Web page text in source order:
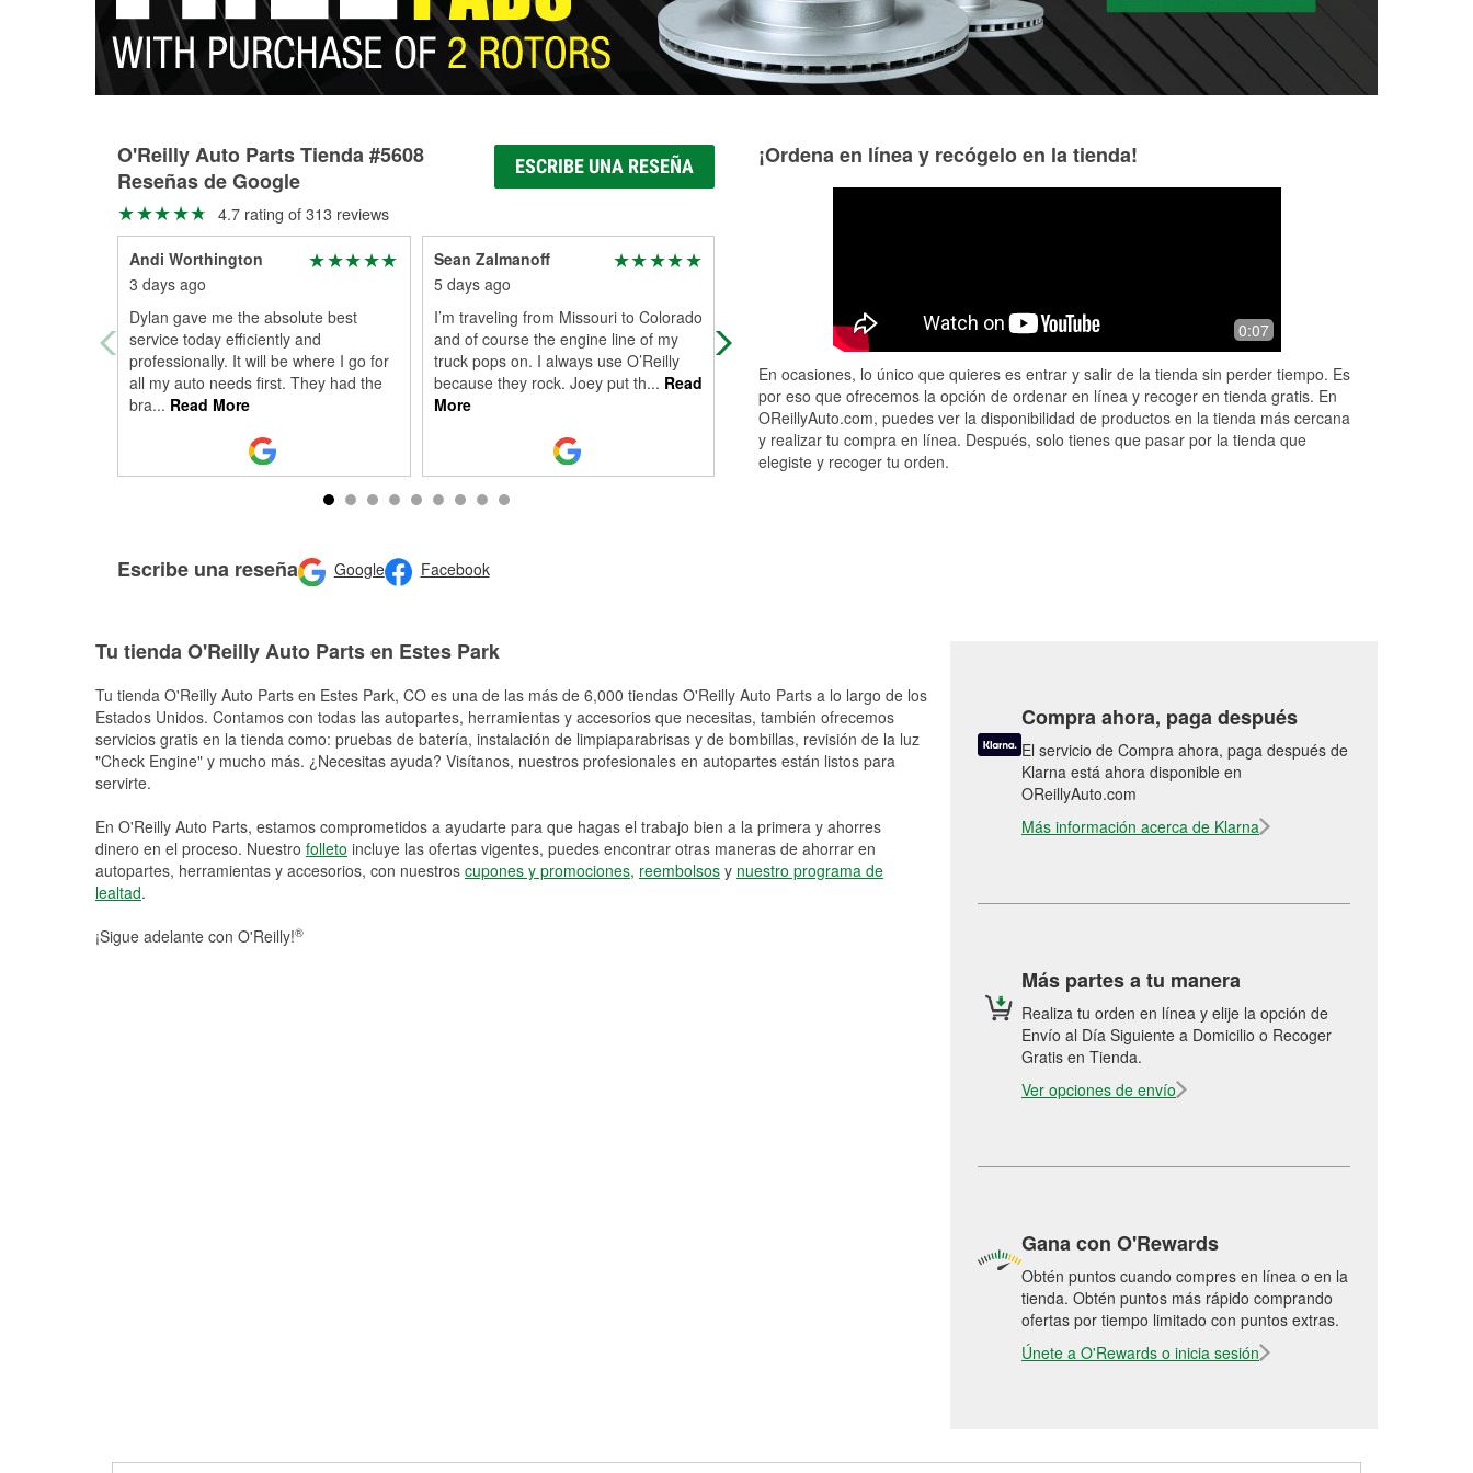
O'Reilly Auto Parts Tienda #5608
Reseñas de Google
ESCRIBE UNA RESEÑA
4.7 rating of 313 reviews
Andi Worthington
3 days ago
Dylan gave me the absolute best
service today efficiently and
professionally. It will be where I go for
all my auto needs first. They had the
bra... Read More
Sean Zalmanoff
5 days ago
I’m traveling from Missouri to Colorado
and of course the engine line of my
truck pops on. I always use O’Reilly
because they rock. Joey put th... Read
More
Had a truly wonderful experience at
this location. We were heading out of
was overheating. We pulled into
O’Re... Read More
Hands down, this is the best auto
parts store I have been to. Between
and the manager they have all been
wort ...Read More
provide such
Escribe una reseña Google Facebook
¡Ordena en línea y recógelo en la tienda!
0:07
En ocasiones, lo único que quieres es entrar y salir de la tienda sin perder tiempo. Es
por eso que ofrecemos la opción de ordenar en línea y recoger en tienda gratis. En
OReillyAuto.com, puedes ver la disponibilidad de productos en la tienda más cercana
y realizar tu compra en línea. Después, solo tienes que pasar por la tienda que
elegiste y recoger tu orden.
Tu tienda O'Reilly Auto Parts en Estes Park
Tu tienda O'Reilly Auto Parts en Estes Park, CO es una de las más de 6,000 tiendas O'Reilly Auto Parts a lo largo de los
Estados Unidos. Contamos con todas las autopartes, herramientas y accesorios que necesitas, también ofrecemos
servicios gratis en la tienda como: pruebas de batería, instalación de limpiaparabrisas y de bombillas, revisión de la luz
"Check Engine" y mucho más. ¿Necesitas ayuda? Visítanos, nuestros profesionales en autopartes están listos para
servirte.
En O'Reilly Auto Parts, estamos comprometidos a ayudarte para que hagas el trabajo bien a la primera y ahorres
dinero en el proceso. Nuestro folleto incluye las ofertas vigentes, puedes encontrar otras maneras de ahorrar en
autopartes, herramientas y accesorios, con nuestros cupones y promociones, reembolsos y nuestro programa de
lealtad.
¡Sigue adelante con O'Reilly!®
Compra ahora, paga después
El servicio de Compra ahora, paga después de
Klarna está ahora disponible en
OReillyAuto.com
Más información acerca de Klarna
Más partes a tu manera
Realiza tu orden en línea y elije la opción de
Envío al Día Siguiente a Domicilio o Recoger
Gratis en Tienda.
Ver opciones de envío
Gana con O'Rewards
Obtén puntos cuando compres en línea o en la
tienda. Obtén puntos más rápido comprando
ofertas por tiempo limitado con puntos extras.
Únete a O'Rewards o inicia sesión